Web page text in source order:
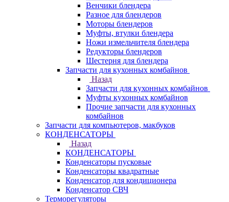
Венчики блендера
Разное для блендеров
Моторы блендеров
Муфты, втулки блендера
Ножи измельчителя блендера
Редукторы блендеров
Шестерня для блендера
Запчасти для кухонных комбайнов
Назад
Запчасти для кухонных комбайнов
Муфты кухонных комбайнов
Прочие запчасти для кухонных
комбайнов
Запчасти для компьютеров, макбуков
КОНДЕНСАТОРЫ
Назад
КОНДЕНСАТОРЫ
Конденсаторы пусковые
Конденсаторы квадратные
Конденсатор для кондиционера
Конденсатор СВЧ
Терморегуляторы